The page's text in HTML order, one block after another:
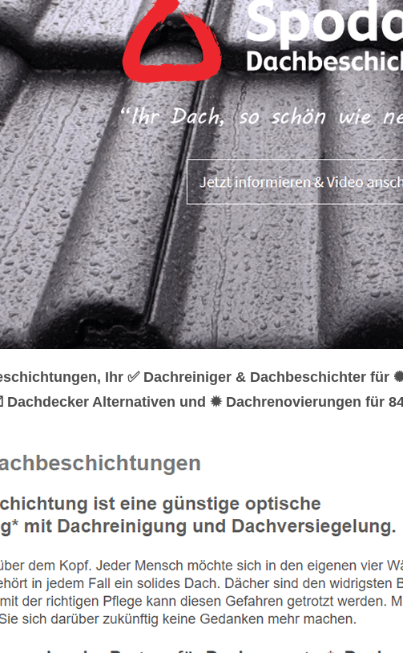
Ihr ✅ Dachreiniger & Dachbeschichter
Dachdecker Alternativen und ✹ Dachrenovierungen für